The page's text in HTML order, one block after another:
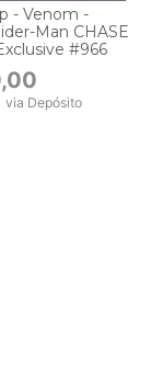
- Venom -
Man CHASE
#966
via Depósito